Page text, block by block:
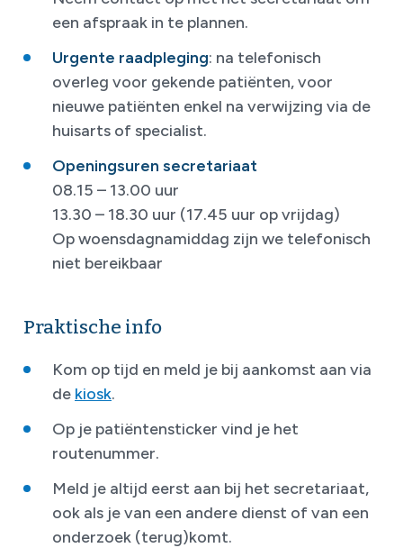
een afspraak in te plannen.
Urgente raadpleging: na telefonisch
overleg voor gekende patiënten, voor
nieuwe patiënten enkel na verwijzing via de
huisarts of specialist.
Openingsuren secretariaat
08.15 – 13.00 uur
13.30 – 18.30 uur (17.45 uur op vrijdag)
Op woensdagnamiddag zijn we telefonisch
niet bereikbaar
Praktische info
Kom op tijd en meld je bij aankomst aan via
de kiosk.
Op je patiëntensticker vind je het
routenummer.
Meld je altijd eerst aan bij het secretariaat,
ook als je van een andere dienst of van een
onderzoek (terug)komt.